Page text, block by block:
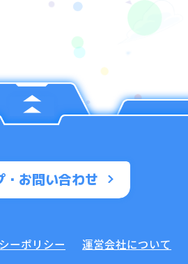
・お問い合わせ
ーポリシー
運営会社について